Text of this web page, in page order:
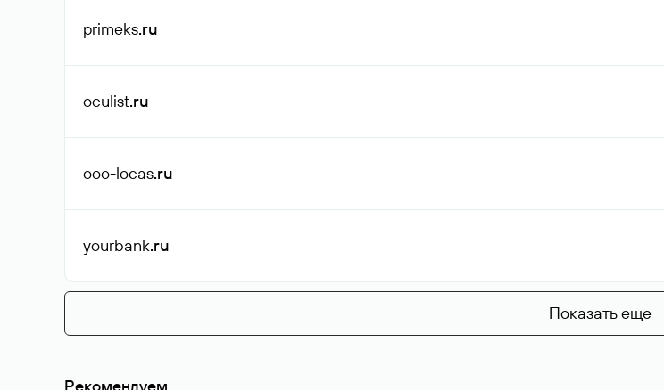
primeks.ru
oculist.ru
ooo-locas.ru
yourbank.ru
Показать еще